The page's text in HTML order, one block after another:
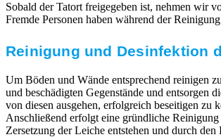
Sobald der Tatort freigegeben ist, nehmen wir
Fremde Personen haben während der
Reinigung und Desinfektion
Um Böden und Wände entsprechend reinigen
und beschädigten Gegenstände und entsorgen
von diesen ausgehen, erfolgreich beseitigen zu
Anschließend erfolgt eine gründliche
Zersetzung der Leiche entstehen und durch